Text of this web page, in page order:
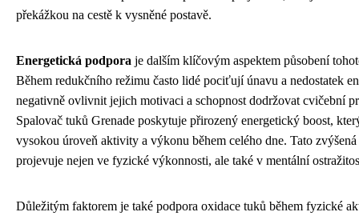
překážkou na cestě k vysněné postavě.
Energetická podpora je dalším klíčovým aspektem působení
Během redukčního režimu často lidé pociťují únavu a nedostatek
negativně ovlivnit jejich motivaci a schopnost dodržovat cvičební
Spalovač tuků Grenade poskytuje přirozený energetický boost,
vysokou úroveň aktivity a výkonu během celého dne. Tato zvýšená
projevuje nejen ve fyzické výkonnosti, ale také v mentální
Důležitým faktorem je také podpora oxidace tuků během fyzické